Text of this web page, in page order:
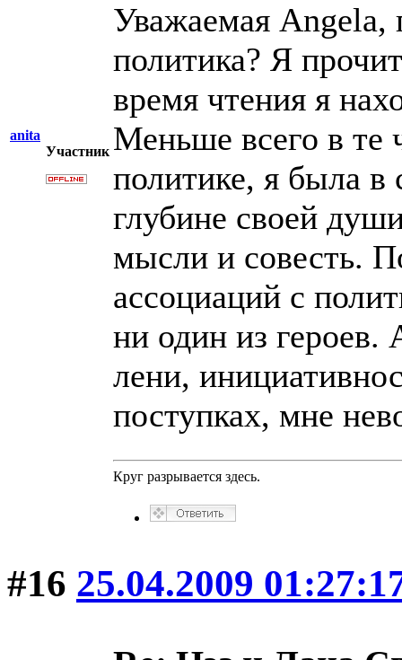
anita
Участник
Уважаемая Angela,
политика? Я
время чтения я
Меньше всего в те
политике, я была в
глубине своей
мысли и совесть.
ассоциаций с
ни один из героев.
лени,
поступках, мне
Круг разрывается здесь.
#16 25.04.2009